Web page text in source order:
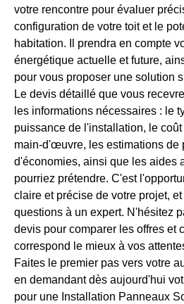
votre rencontre pour évaluer
configuration de votre toit et le
habitation. Il prendra en compte
énergétique actuelle et future,
pour vous proposer une solution
Le devis détaillé que vous
les informations nécessaires : le
puissance de l'installation, le
main-d'œuvre, les estimations de
d'économies, ainsi que les aides
pourriez prétendre. C'est
claire et précise de votre projet,
questions à un expert. N'hésitez
devis pour comparer les offres et
correspond le mieux à vos
Faites le premier pas vers votre
en demandant dès aujourd'hui
pour une Installation Panneaux